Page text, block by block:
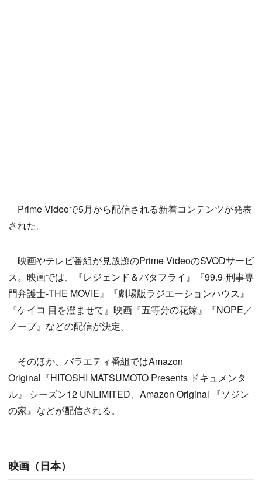
Prime Videoで5月から配信される新着コンテンツが発表
された。
映画やテレビ番組が見放題のPrime VideoのSVODサービ
ス。映画では、『レジェンド＆バタフライ』『99.9-刑事専
門弁護士-THE MOVIE』『劇場版ラジエーションハウス』
『ケイコ 目を澄ませて』映画『五等分の花嫁』『NOPE／
ノープ』などの配信が決定。
そのほか、バラエティ番組ではAmazon
Original『HITOSHI MATSUMOTO Presents ドキュメンタ
ル』 シーズン12 UNLIMITED、Amazon Original 『ソジン
の家』などが配信される。
映画（日本）